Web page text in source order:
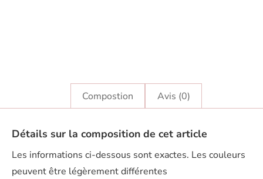
Compostion Avis (0)
Détails sur la composition de cet article
Les informations ci-dessous sont exactes. Les couleurs
peuvent être légèrement différentes